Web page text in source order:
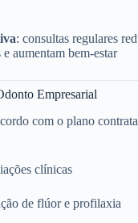
: consultas regulares
aumentam bem-estar
Empresarial
com o plano
clínicas
de flúor e profilaxia